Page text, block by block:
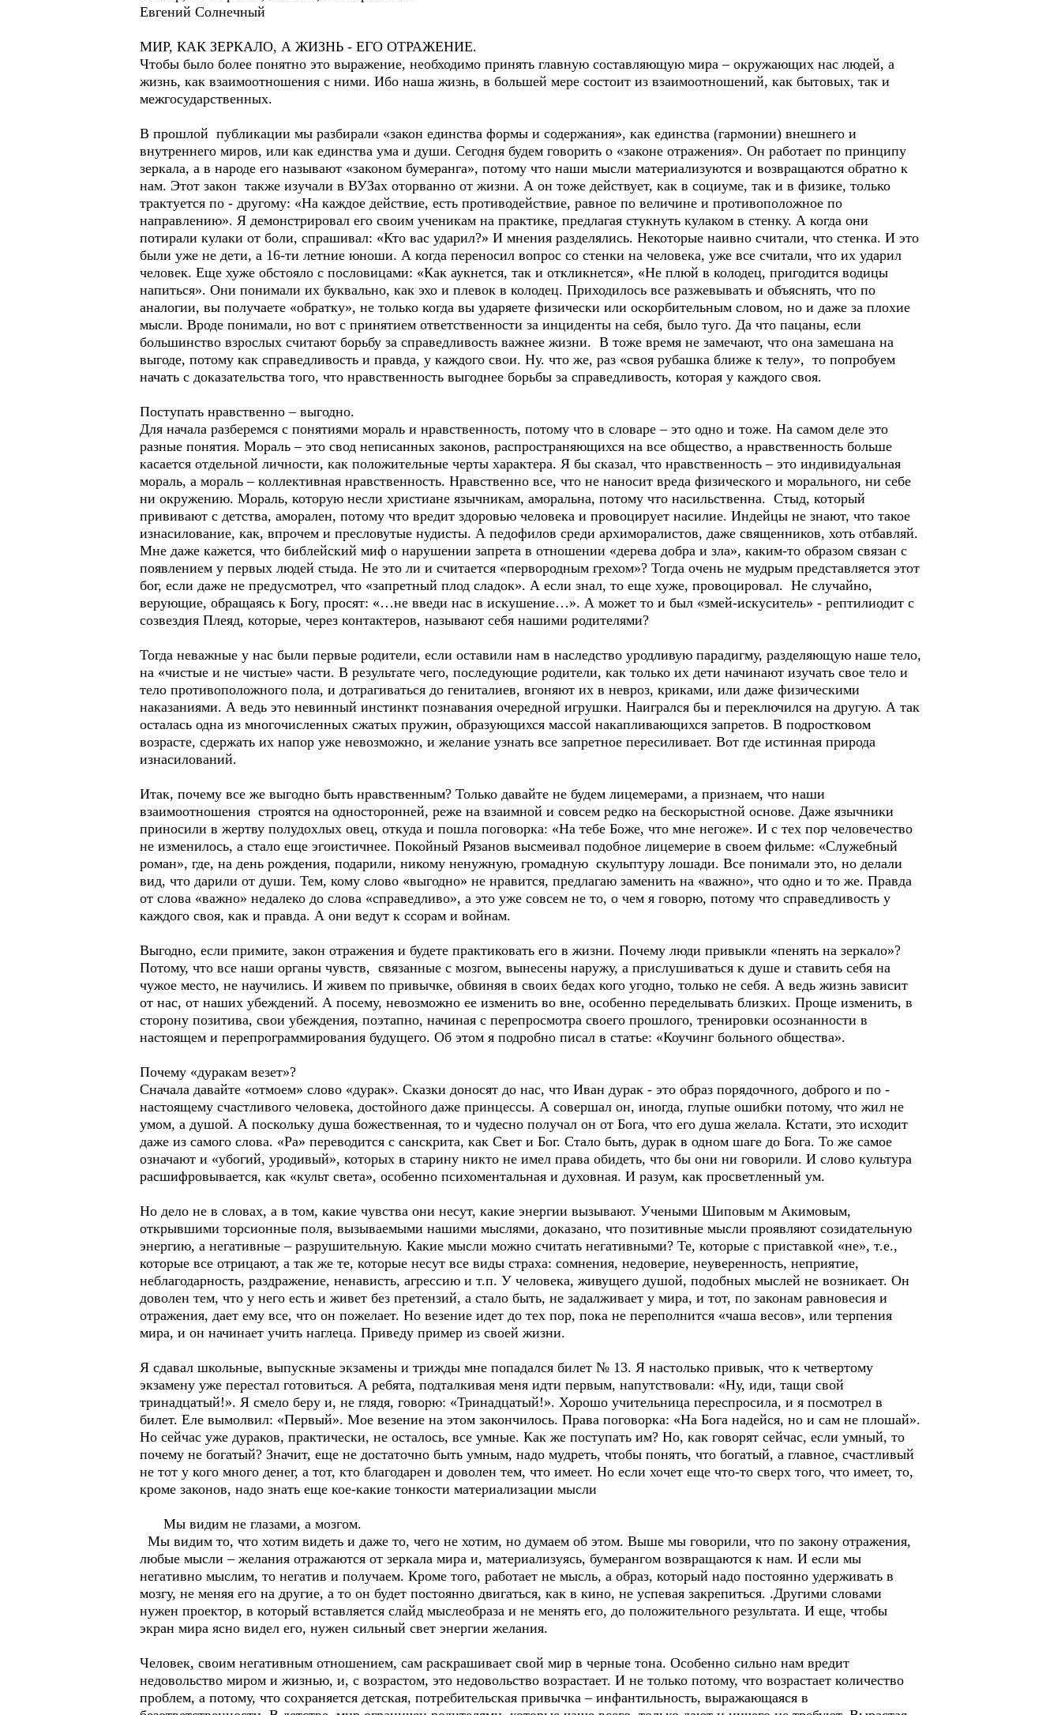
Евгений Солнечный
МИР, КАК ЗЕРКАЛО, А ЖИЗНЬ - ЕГО ОТРАЖЕНИЕ.
Чтобы было более понятно это выражение, необходимо принять главную составляющую мира – окружающих нас людей, а
жизнь, как взаимоотношения с ними. Ибо наша жизнь, в большей мере состоит из взаимоотношений, как бытовых, так и
межгосударственных.
В прошлой публикации мы разбирали «закон единства формы и содержания», как единства (гармонии) внешнего и
внутреннего миров, или как единства ума и души. Сегодня будем говорить о «законе отражения». Он работает по принципу
зеркала, а в народе его называют «законом бумеранга», потому что наши мысли материализуются и возвращаются обратно к
нам. Этот закон также изучали в ВУЗах оторванно от жизни. А он тоже действует, как в социуме, так и в физике, только
трактуется по - другому: «На каждое действие, есть противодействие, равное по величине и противоположное по
направлению». Я демонстрировал его своим ученикам на практике, предлагая стукнуть кулаком в стенку. А когда они
потирали кулаки от боли, спрашивал: «Кто вас ударил?» И мнения разделялись. Некоторые наивно считали, что стенка. И это
были уже не дети, а 16-ти летние юноши. А когда переносил вопрос со стенки на человека, уже все считали, что их ударил
человек. Еще хуже обстояло с пословицами: «Как аукнется, так и откликнется», «Не плюй в колодец, пригодится водицы
напиться». Они понимали их буквально, как эхо и плевок в колодец. Приходилось все разжевывать и объяснять, что по
аналогии, вы получаете «обратку», не только когда вы ударяете физически или оскорбительным словом, но и даже за плохие
мысли. Вроде понимали, но вот с принятием ответственности за инциденты на себя, было туго. Да что пацаны, если
большинство взрослых считают борьбу за справедливость важнее жизни. В тоже время не замечают, что она замешана на
выгоде, потому как справедливость и правда, у каждого свои. Ну. что же, раз «своя рубашка ближе к телу», то попробуем
начать с доказательства того, что нравственность выгоднее борьбы за справедливость, которая у каждого своя.
Поступать нравственно – выгодно.
Для начала разберемся с понятиями мораль и нравственность, потому что в словаре – это одно и тоже. На самом деле это
разные понятия. Мораль – это свод неписанных законов, распространяющихся на все общество, а нравственность больше
касается отдельной личности, как положительные черты характера. Я бы сказал, что нравственность – это индивидуальная
мораль, а мораль – коллективная нравственность. Нравственно все, что не наносит вреда физического и морального, ни себе
ни окружению. Мораль, которую несли христиане язычникам, аморальна, потому что насильственна. Стыд, который
прививают с детства, аморален, потому что вредит здоровью человека и провоцирует насилие. Индейцы не знают, что такое
изнасилование, как, впрочем и пресловутые нудисты. А педофилов среди архиморалистов, даже священников, хоть отбавляй.
Мне даже кажется, что библейский миф о нарушении запрета в отношении «дерева добра и зла», каким-то образом связан с
появлением у первых людей стыда. Не это ли и считается «первородным грехом»? Тогда очень не мудрым представляется этот
бог, если даже не предусмотрел, что «запретный плод сладок». А если знал, то еще хуже, провоцировал. Не случайно,
верующие, обращаясь к Богу, просят: «…не введи нас в искушение…». А может то и был «змей-искуситель» - рептилиодит с
созвездия Плеяд, которые, через контактеров, называют себя нашими родителями?
Тогда неважные у нас были первые родители, если оставили нам в наследство уродливую парадигму, разделяющую наше тело,
на «чистые и не чистые» части. В результате чего, последующие родители, как только их дети начинают изучать свое тело и
тело противоположного пола, и дотрагиваться до гениталиев, вгоняют их в невроз, криками, или даже физическими
наказаниями. А ведь это невинный инстинкт познавания очередной игрушки. Наигрался бы и переключился на другую. А так
осталась одна из многочисленных сжатых пружин, образующихся массой накапливающихся запретов. В подростковом
возрасте, сдержать их напор уже невозможно, и желание узнать все запретное пересиливает. Вот где истинная природа
изнасилований.
Итак, почему все же выгодно быть нравственным? Только давайте не будем лицемерами, а признаем, что наши
взаимоотношения строятся на односторонней, реже на взаимной и совсем редко на бескорыстной основе. Даже язычники
приносили в жертву полудохлых овец, откуда и пошла поговорка: «На тебе Боже, что мне негоже». И с тех пор человечество
не изменилось, а стало еще эгоистичнее. Покойный Рязанов высмеивал подобное лицемерие в своем фильме: «Служебный
роман», где, на день рождения, подарили, никому ненужную, громадную скульптуру лошади. Все понимали это, но делали
вид, что дарили от души. Тем, кому слово «выгодно» не нравится, предлагаю заменить на «важно», что одно и то же. Правда
от слова «важно» недалеко до слова «справедливо», а это уже совсем не то, о чем я говорю, потому что справедливость у
каждого своя, как и правда. А они ведут к ссорам и войнам.
Выгодно, если примите, закон отражения и будете практиковать его в жизни. Почему люди привыкли «пенять на зеркало»?
Потому, что все наши органы чувств, связанные с мозгом, вынесены наружу, а прислушиваться к душе и ставить себя на
чужое место, не научились. И живем по привычке, обвиняя в своих бедах кого угодно, только не себя. А ведь жизнь зависит
от нас, от наших убеждений. А посему, невозможно ее изменить во вне, особенно переделывать близких. Проще изменить, в
сторону позитива, свои убеждения, поэтапно, начиная с перепросмотра своего прошлого, тренировки осознанности в
настоящем и перепрограммирования будущего. Об этом я подробно писал в статье: «Коучинг больного общества».
Почему «дуракам везет»?
Сначала давайте «отмоем» слово «дурак». Сказки доносят до нас, что Иван дурак - это образ порядочного, доброго и по -
настоящему счастливого человека, достойного даже принцессы. А совершал он, иногда, глупые ошибки потому, что жил не
умом, а душой. А поскольку душа божественная, то и чудесно получал он от Бога, что его душа желала. Кстати, это исходит
даже из самого слова. «Ра» переводится с санскрита, как Свет и Бог. Стало быть, дурак в одном шаге до Бога. То же самое
означают и «убогий, уродивый», которых в старину никто не имел права обидеть, что бы они ни говорили. И слово культура
расшифровывается, как «культ света», особенно психоментальная и духовная. И разум, как просветленный ум.
Но дело не в словах, а в том, какие чувства они несут, какие энергии вызывают. Учеными Шиповым м Акимовым,
открывшими торсионные поля, вызываемыми нашими мыслями, доказано, что позитивные мысли проявляют созидательную
энергию, а негативные – разрушительную. Какие мысли можно считать негативными? Те, которые с приставкой «не», т.е.,
которые все отрицают, а так же те, которые несут все виды страха: сомнения, недоверие, неуверенность, неприятие,
неблагодарность, раздражение, ненависть, агрессию и т.п. У человека, живущего душой, подобных мыслей не возникает. Он
доволен тем, что у него есть и живет без претензий, а стало быть, не задалживает у мира, и тот, по законам равновесия и
отражения, дает ему все, что он пожелает. Но везение идет до тех пор, пока не переполнится «чаша весов», или терпения
мира, и он начинает учить наглеца. Приведу пример из своей жизни.
Я сдавал школьные, выпускные экзамены и трижды мне попадался билет № 13. Я настолько привык, что к четвертому
экзамену уже перестал готовиться. А ребята, подталкивая меня идти первым, напутствовали: «Ну, иди, тащи свой
тринадцатый!». Я смело беру и, не глядя, говорю: «Тринадцатый!». Хорошо учительница переспросила, и я посмотрел в
билет. Еле вымолвил: «Первый». Мое везение на этом закончилось. Права поговорка: «На Бога надейся, но и сам не плошай».
Но сейчас уже дураков, практически, не осталось, все умные. Как же поступать им? Но, как говорят сейчас, если умный, то
почему не богатый? Значит, еще не достаточно быть умным, надо мудреть, чтобы понять, что богатый, а главное, счастливый
не тот у кого много денег, а тот, кто благодарен и доволен тем, что имеет. Но если хочет еще что-то сверх того, что имеет, то,
кроме законов, надо знать еще кое-какие тонкости материализации мысли
Мы видим не глазами, а мозгом.
Мы видим то, что хотим видеть и даже то, чего не хотим, но думаем об этом. Выше мы говорили, что по закону отражения,
любые мысли – желания отражаются от зеркала мира и, материализуясь, бумерангом возвращаются к нам. И если мы
негативно мыслим, то негатив и получаем. Кроме того, работает не мысль, а образ, который надо постоянно удерживать в
мозгу, не меняя его на другие, а то он будет постоянно двигаться, как в кино, не успевая закрепиться. .Другими словами
нужен проектор, в который вставляется слайд мыслеобраза и не менять его, до положительного результата. И еще, чтобы
экран мира ясно видел его, нужен сильный свет энергии желания.
Человек, своим негативным отношением, сам раскрашивает свой мир в черные тона. Особенно сильно нам вредит
недовольство миром и жизнью, и, с возрастом, это недовольство возрастает. И не только потому, что возрастает количество
проблем, а потому, что сохраняется детская, потребительская привычка – инфантильность, выражающаяся в